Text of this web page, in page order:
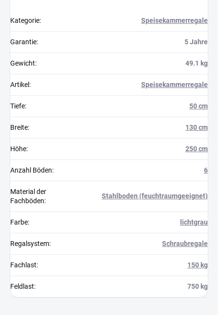
Kategorie: Speisekammerregale
Garantie: 5 Jahre
Gewicht: 49.1 kg
Artikel : Speisekammerregale
Tiefe: 50 cm
Breite: 130 cm
Höhe: 250 cm
Anzahl Böden: 6
Material der
Fachböden:
Stahlboden (feuchtraumgeeignet)
Farbe: lichtgrau
Regalsystem: Schraubregale
Fachlast: 150 kg
Feldlast: 750 kg